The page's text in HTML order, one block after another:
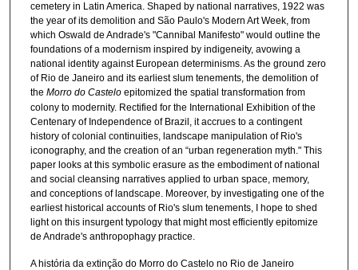
cemetery in Latin America. Shaped by national narratives, 1922 was
the year of its demolition and São Paulo's Modern Art Week, from
which Oswald de Andrade's "Cannibal Manifesto" would outline the
foundations of a modernism inspired by indigeneity, avowing a
national identity against European determinisms. As the ground zero
of Rio de Janeiro and its earliest slum tenements, the demolition of
the Morro do Casteloepitomized the spatial transformation from
colony to modernity. Rectified for the International Exhibition of the
Centenary of Independence of Brazil, it accrues to a contingent
history of colonial continuities, landscape manipulation of Rio's
iconography, and the creation of an “urban regeneration myth." This
paper looks at this symbolic erasure as the embodiment of national
and social cleansing narratives applied to urban space, memory,
and conceptions of landscape. Moreover, by investigating one of the
earliest historical accounts of Rio's slum tenements, I hope to shed
light on this insurgent typology that might most efficiently epitomize
de Andrade's anthropophagy practice.
A história da extinção do Morro do Castelo no Rio de Janeiro